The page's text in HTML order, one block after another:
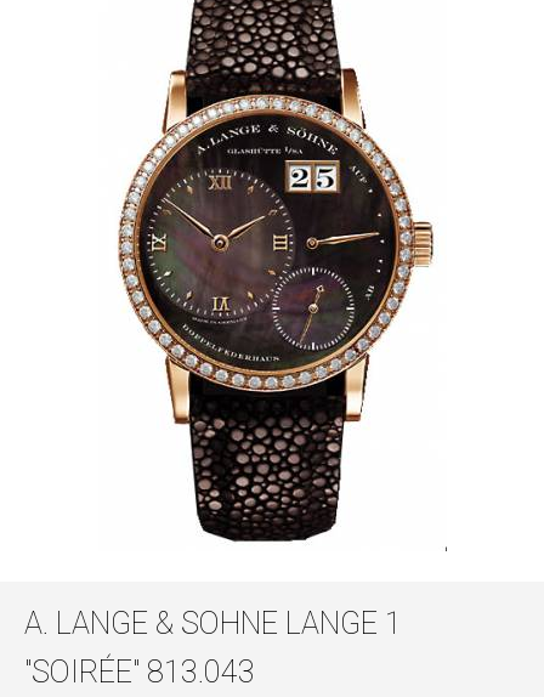
A. LANGE & SOHNE LANGE 1
"SOIRÉE" 813.043